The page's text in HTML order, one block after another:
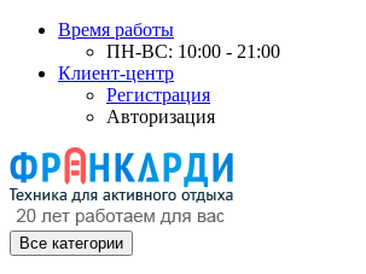
Время работы
ПН-ВС: 10:00 - 21:00
Клиент-центр
Регистрация
Авторизация
Все категории